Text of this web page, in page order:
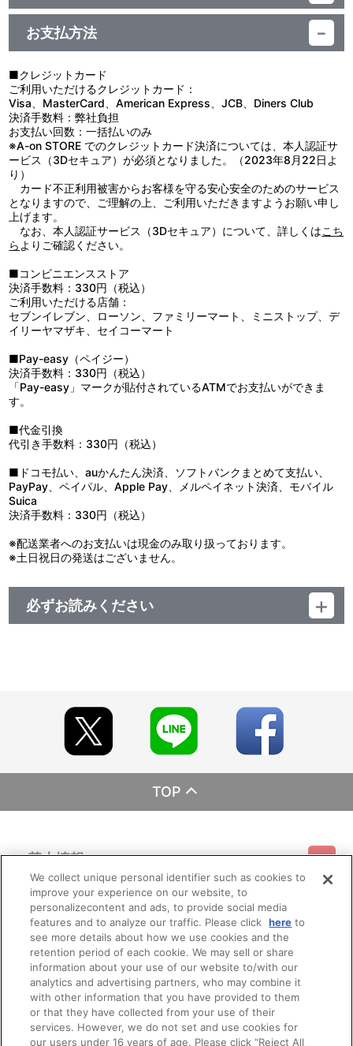
＜収録曲＞
1：劇場版・戦車道行進曲！パンツァーフォー！
2：Ｅｎｔｅｒ Ｅｎｔｅｒ ＭＩＳＳＩＯＮです！
3：劇場版・大洗女子学園チーム前進します！
4：大洗・知波単連合チームで勝利を目指します！
5：知波単学園、戦車前進！
6：孤高の戦車乗りです！
7：島田流です！
8：夕暮れです！
9：少しだけ疲れちゃいました！
10：みんなの想いはひとつです！
12：準備を怠りません！
13：西住流です！
14：Ⅱ号戦車が好きです！
15：会長もたまには働きます！
16：希望の光は絶対に消えません！
18：アンコウ干しいもハマグリ作戦です！
19：まるで西部戦線みたいだと優花里さんが言ってます！
20：ジェロニモです！
21：待ち伏せします！
23：好敵手です！
24：長距離砲です！
26：無双です！
27：決断します！
28：劇場版・緊迫する戦況です！
29：冷静に落ち着いて！
31：劇場版・乙女のたしなみ戦車道マーチ！
2：Ｓａｋｋｉｊａｒｖｅｎ ｐｏｌｋｋａ
3：雪の進軍
4：アメリカ野砲隊マーチ
お支払方法
■クレジットカード
ご利用いただけるクレジットカード：
Visa、MasterCard、American Express、JCB、Diners Club
決済手数料：弊社負担
お支払い回数：一括払いのみ
※A-on STORE でのクレジットカード決済については、本人認証サ
ービス（3Dセキュア）が必須となりました。（2023年8月22日よ
り）
カード不正利用被害からお客様を守る安心安全のためのサービス
となりますので、ご理解の上、ご利用いただきますようお願い申し
上げます。
なお、本人認証サービス（3Dセキュア）について、詳しくはこち
ら よりご確認ください。
■コンビニエンスストア
決済手数料：330円（税込）
ご利用いただける店舗：
セブンイレブン、ローソン、ファミリーマート、ミニストップ、デ
イリーヤマザキ、セイコーマート
■Pay-easy（ペイジー）
決済手数料：330円（税込）
「Pay-easy」マークが貼付されているATMでお支払いができま
す。
■代金引換
代引き手数料：330円（税込）
■ドコモ払い、auかんたん決済、ソフトバンクまとめて支払い、
PayPay、ペイパル、Apple Pay、メルペイネット決済、モバイル
Suica
決済手数料：330円（税込）
※配送業者へのお支払いは現金のみ取り扱っております。
※土日祝日の発送はございません。
必ずお読みください
TOP
基本情報
利用規約 特定商取引法に基づく表示 プライバシーポリシー
プライバシーオプション 会社概要
ご利用情報
ご利用ガイド サイトマップ お問い合わせ
Do Not Sell or Share My Personal Information
会員メニュー
ログイン 会員規約 新規会員登録
その他のご案内
公式X バンダイナムコフィルムワークス
We collect unique personal identifier such as cookies to
improve your experience on our website, to
personalizecontent and ads, to provide social media
features and to analyze our traffic. Please click here to
see more details about how we use cookies and the
retention period of each cookie. We may sell or share
information about your use of our website to/with our
analytics and advertising partners, who may combine it
with other information that you have provided to them
or that they have collected from your use of their
services. However, we do not set and use cookies for
our users under 16 years of age. Please click “Reject All